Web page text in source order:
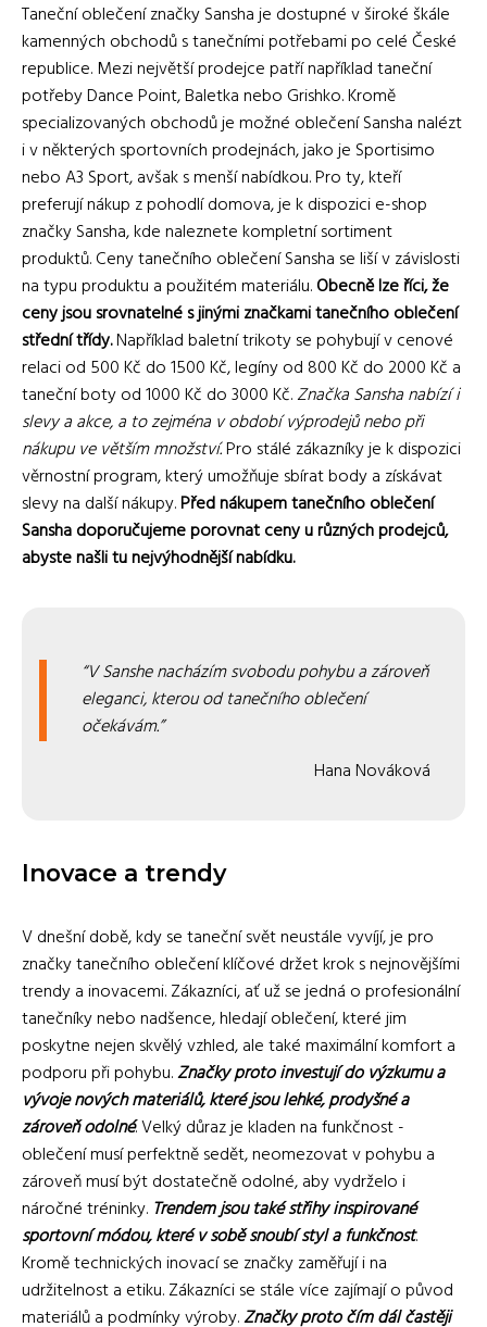
Taneční oblečení značky Sansha je dostupné v široké škále
kamenných obchodů s tanečními potřebami po celé České
republice. Mezi největší prodejce patří například taneční
potřeby Dance Point, Baletka nebo Grishko. Kromě
specializovaných obchodů je možné oblečení Sansha nalézt
i v některých sportovních prodejnách, jako je Sportisimo
nebo A3 Sport, avšak s menší nabídkou. Pro ty, kteří
preferují nákup z pohodlí domova, je k dispozici e-shop
značky Sansha, kde naleznete kompletní sortiment
produktů. Ceny tanečního oblečení Sansha se liší v závislosti
na typu produktu a použitém materiálu.Obecně lze říci, že
ceny jsou srovnatelné s jinými značkami tanečního oblečení
střední třídy.Například baletní trikoty se pohybují v cenové
relaci od 500 Kč do 1500 Kč, legíny od 800 Kč do 2000 Kč a
taneční boty od 1000 Kč do 3000 Kč.Značka Sansha nabízí i
slevy a akce, a to zejména v období výprodejů nebo při
nákupu ve větším množství.Pro stálé zákazníky je k dispozici
věrnostní program, který umožňuje sbírat body a získávat
slevy na další nákupy.Před nákupem tanečního oblečení
Sansha doporučujeme porovnat ceny u různých prodejců,
abyste našli tu nejvýhodnější nabídku.
V Sanshe nacházím svobodu pohybu a zároveň
eleganci, kterou od tanečního oblečení
očekávám.
Hana Nováková
Inovace a trendy
V dnešní době, kdy se taneční svět neustále vyvíjí, je pro
značky tanečního oblečení klíčové držet krok s nejnovějšími
trendy a inovacemi. Zákazníci, ať už se jedná o profesionální
tanečníky nebo nadšence, hledají oblečení, které jim
poskytne nejen skvělý vzhled, ale také maximální komfort a
podporu při pohybu.Značky proto investují do výzkumu a
vývoje nových materiálů, které jsou lehké, prodyšné a
zároveň odolné. Velký důraz je kladen na funkčnost -
oblečení musí perfektně sedět, neomezovat v pohybu a
zároveň musí být dostatečně odolné, aby vydrželo i
náročné tréninky. Trendem jsou také střihy inspirované
sportovní módou, které v sobě snoubí styl a funkčnost.
Kromě technických inovací se značky zaměřují i na
udržitelnost a etiku. Zákazníci se stále více zajímají o původ
materiálů a podmínky výroby.Značky proto čím dál častěji